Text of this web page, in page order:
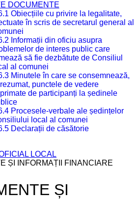
DOCUMENTE
Obiecțiile cu privire la legalitate,
în scris de secretarul general al
Informații din oficiu asupra
de interes public care
să fie dezbătute de Consiliul
al comunei
Minutele în care se consemnează,
punctele de vedere
de participanți la ședinele
Procesele-verbale ale ședințelor
local al comunei
Declarații de căsătorie
LOCAL
ȘI INFORMAȚII FINANCIARE
ȘI